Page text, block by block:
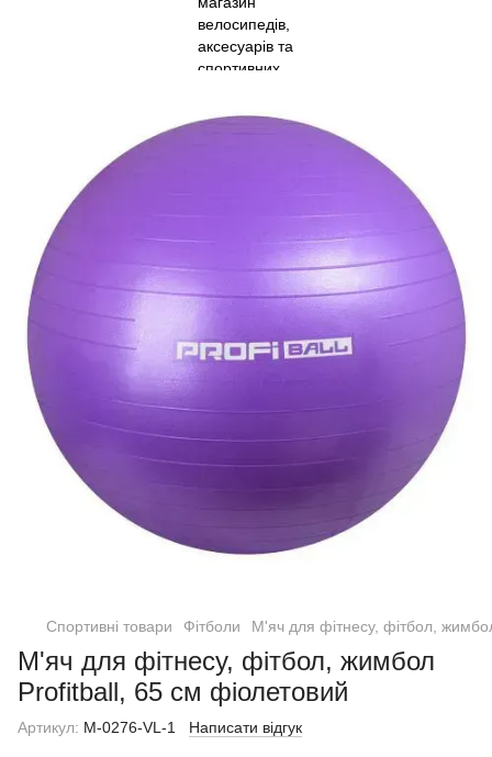
Спортивні товари Фітболи М'яч для фітнесу, фітбол,
М'яч для фітнесу, фітбол, жимбол
Profitball, 65 см фіолетовий
Артикул: M-0276-VL-1 Написати відгук